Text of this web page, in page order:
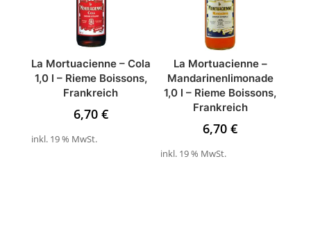
La Mortuacienne – Cola
1,0 l – Rieme Boissons,
Frankreich
6,70 €
inkl. 19 % MwSt.
La Mortuacienne –
Mandarinenlimonade
1,0 l – Rieme Boissons,
Frankreich
6,70€
inkl. 19 % MwSt.